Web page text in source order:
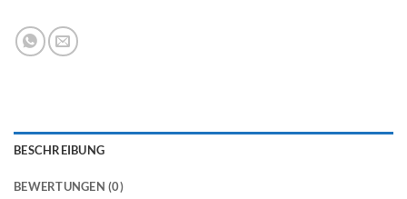
BESCHREIBUNG
BEWERTUNGEN (0)